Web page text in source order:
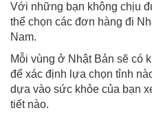
Với những bạn không chịu
thể chọn các đơn hàng đi
Nam.
Mỗi vùng ở Nhật Bản sẽ có
để xác định lựa chọn tỉnh
dựa vào sức khỏe của bạn
tiết nào.